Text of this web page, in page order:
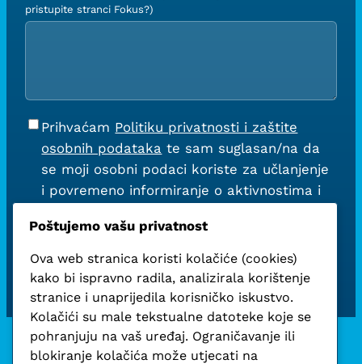
pristupite stranci Fokus?)
Prihvaćam Politiku privatnosti i zaštite
osobnih podataka te sam suglasan/na da
se moji osobni podaci koriste za učlanjenje
i povremeno informiranje o aktivnostima i
odjave u bilo kojem trenutku.*
Pošalji zahtjev za članstvo
Poštujemo vašu privatnost
Ova web stranica koristi kolačiće (cookies)
kako bi ispravno radila, analizirala korištenje
stranice i unaprijedila korisničko iskustvo.
Kolačići su male tekstualne datoteke koje se
pohranjuju na vaš uređaj. Ograničavanje ili
blokiranje kolačića može utjecati na